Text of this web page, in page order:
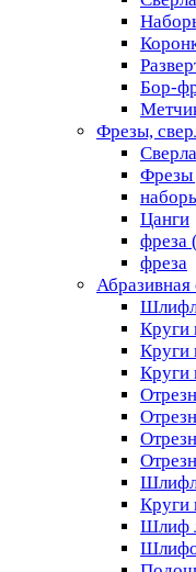
Бор-
Фрезы,
Фрезы
Цанги
фреза
фреза
Абразивная
Круги
Круги
Круги
Круги
Шлиф